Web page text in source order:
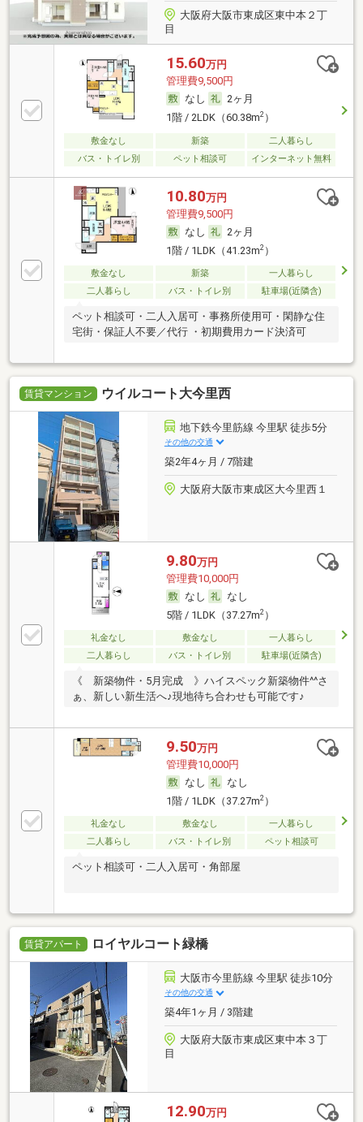
大阪府大阪市東成区東中本２丁
目
15.60万円
管理費9,500円
なし
2ヶ月
1階 / 2LDK（60.38m2）
敷金なし 新築
二人暮らし
バス・トイレ別
ペット相談可 インターネット無料
10.80万円
管理費9,500円
なし
2ヶ月
1階 / 1LDK（41.23m2）
敷金なし 新築
一人暮らし
二人暮らし
バス・トイレ別 駐車場(近隣含)
ペット相談可・二人入居可・事務所使用可・閑静な住
宅街・保証人不要／代行 ・初期費用カード決済可
賃貸マンション ウイルコート大今里西
地下鉄今里筋線 今里駅 徒歩5分
その他の交通
築2年4ヶ月 / 7階建
大阪府大阪市東成区大今里西１
9.80万円
管理費10,000円
なし
なし
5階 / 1LDK（37.27m2）
礼金なし 敷金なし
一人暮らし
二人暮らし
バス・トイレ別 駐車場(近隣含)
《 新築物件・5月完成 》ハイスペック新築物件^^さ
ぁ、新しい新生活へ♪現地待ち合わせも可能です♪
9.50万円
管理費10,000円
なし
なし
1階 / 1LDK（37.27m2）
礼金なし 敷金なし
一人暮らし
二人暮らし
バス・トイレ別 ペット相談可
ペット相談可・二人入居可・角部屋
賃貸アパート ロイヤルコート緑橋
大阪市今里筋線 今里駅 徒歩10分
その他の交通
築4年1ヶ月 / 3階建
大阪府大阪市東成区東中本３丁
目
12.90万円